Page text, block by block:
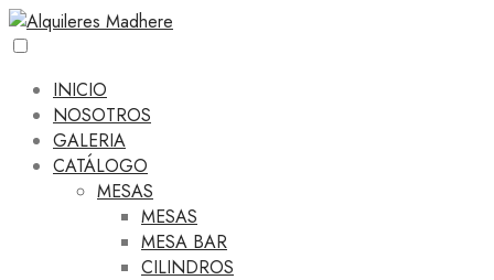
INICIO
NOSOTROS
GALERIA
CATÁLOGO
MESAS
MESAS
MESA BAR
CILINDROS